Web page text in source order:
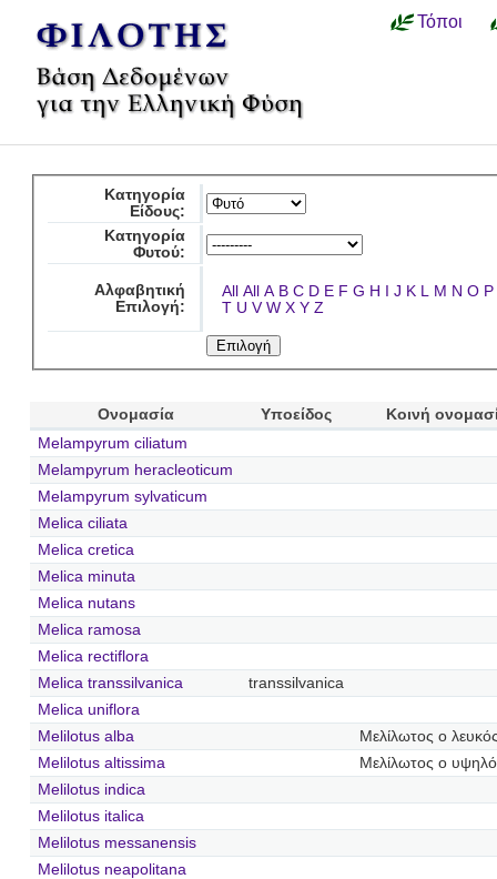
Τόποι
Κατηγορία
Είδους:
Κατηγορία
Φυτού:
Αλφαβητική
Επιλογή:
All All A B C D E F G H I J K L M N O P
T U V W X Y Z
Ονομασία Υποείδος
Κοινή
Melampyrum ciliatum
Melampyrum heracleoticum
Melampyrum sylvaticum
Melica ciliata
Melica cretica
Melica minuta
Melica nutans
Melica ramosa
Melica rectiflora
Melica transsilvanica
transsilvanica
Melica uniflora
Melilotus alba
Μελίλωτος ο
Melilotus altissima
Μελίλωτος ο
Melilotus indica
Melilotus italica
Melilotus messanensis
Melilotus neapolitana